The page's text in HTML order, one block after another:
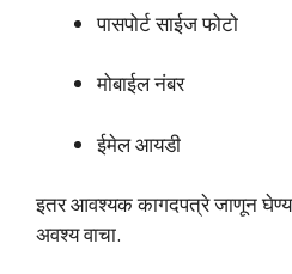
पासपोर्ट साईज फोटो
मोबाईल नंबर
ईमेल आयडी
इतर आवश्यक कागदपत्रे जाणून
अवश्य वाचा.